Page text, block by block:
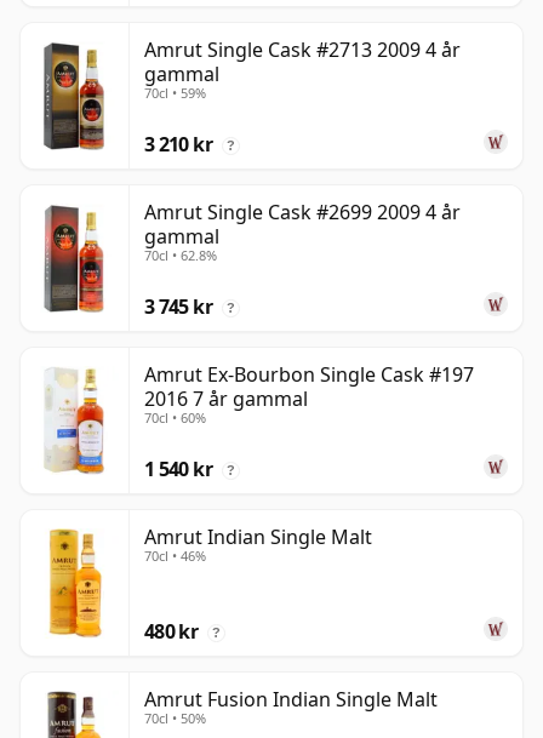
Amrut Single Cask #2713 2009 4 år
gammal
70cl • 59%
3 210 kr ?
Amrut Single Cask #2699 2009 4 år
gammal
70cl • 62.8%
3 745 kr ?
Amrut Ex-Bourbon Single Cask #197
2016 7 år gammal
70cl • 60%
1 540 kr ?
Amrut Indian Single Malt
70cl • 46%
480 kr ?
Amrut Fusion Indian Single Malt
70cl • 50%